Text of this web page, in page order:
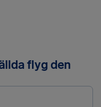
flyg den